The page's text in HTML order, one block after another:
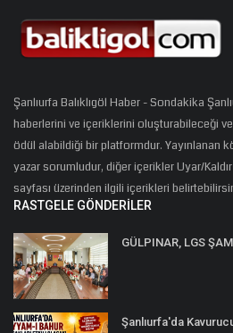
Şanlıurfa Balıklıgöl Haber - Sondakika
haberlerini ve içeriklerini oluşturabileceği
ödül alabildiği bir platformdur. Yayınlanan
yazar sorumludur, diğer içerikler Uyar/
sayfası üzerinden ilgili içerikleri
RASTGELE GÖNDERILER
GÜLPINAR, LGS
Şanlıurfa'da